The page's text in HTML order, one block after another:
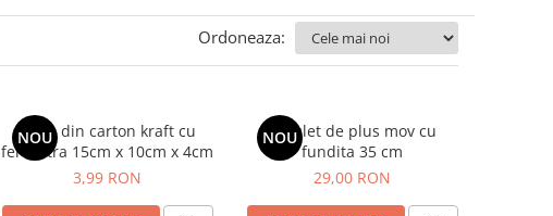
Ordoneaza:
NOU
Cutie din carton kraft cu
fereastra 15cm x 10cm x 4cm
3,99 RON
NOU
Ursulet de plus mov cu
fundita 35 cm
29,00 RON